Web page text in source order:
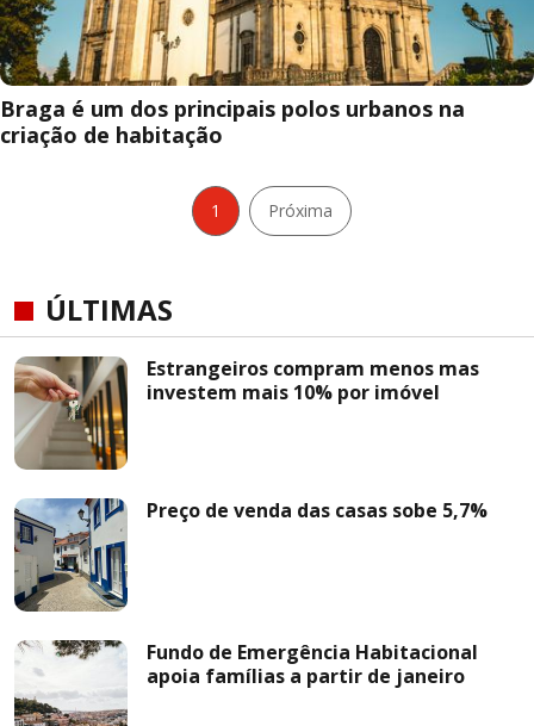
Braga é um dos principais polos urbanos na
criação de habitação
1 Próxima
ÚLTIMAS
Estrangeiros compram menos mas
investem mais 10% por imóvel
Preço de venda das casas sobe 5,7%
Fundo de Emergência Habitacional
apoia famílias a partir de janeiro